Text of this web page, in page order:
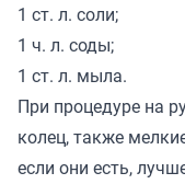
1 ст. л. соли;
1 ч. л. соды;
1 ст. л. мыла.
При процедуре на
колец, также
если они есть,